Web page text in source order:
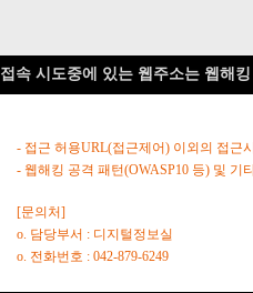
접속 시도중에 있는 웹주소는 웹해
- 접근 허용URL(접근제어) 이외의 접근
- 웹해킹 공격 패턴(OWASP10 등) 및
[문의처]
o. 담당부서 : 디지털정보실
o. 전화번호 : 042-879-6249